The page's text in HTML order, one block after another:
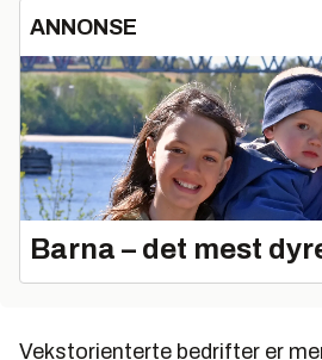
ANNONSE
Barna – det mest
Vekstorienterte bedrifter er